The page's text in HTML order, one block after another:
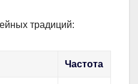
традиций:
Частота